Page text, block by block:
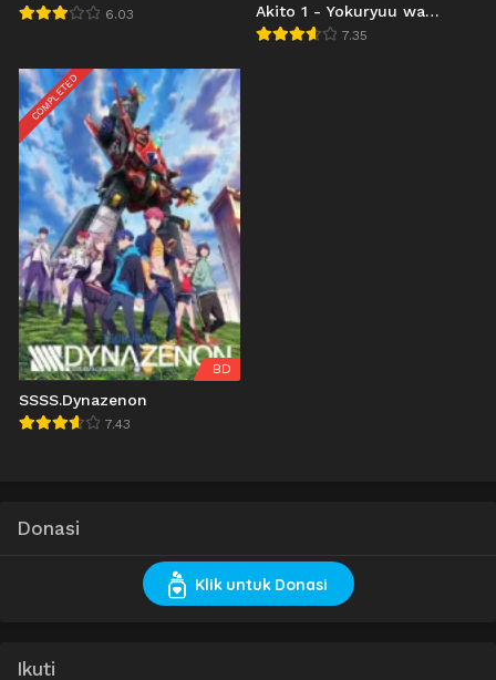
6.03
Akito 1 - Yokuryuu wa
Maiorita
7.35
COMPLETED
BD
SSSS.Dynazenon
7.43
Donasi
Klik untuk Donasi
Ikuti